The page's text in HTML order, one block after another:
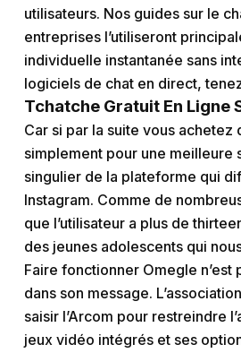
utilisateurs. Nos guides sur le
entreprises l’utiliseront
individuelle instantanée sans
logiciels de chat en direct,
Tchatche Gratuit En Ligne
Car si par la suite vous
simplement pour une meilleure
singulier de la plateforme qui
Instagram. Comme de
que l’utilisateur a plus de
des jeunes adolescents qui
Faire fonctionner Omegle
dans son message.
saisir l’Arcom pour restreindre
jeux vidéo intégrés et ses